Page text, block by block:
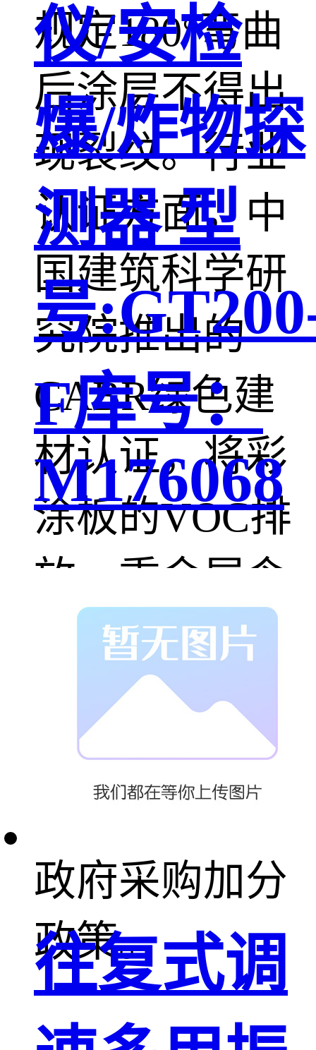
规定180°弯曲
后涂层不得出
现裂纹。行业
认证方面，中
国建筑科学研
究院推出的
CABR绿色建
材认证，将彩
涂板的VOC排
放、重金属含
量等指标纳入
考核范围，获
得三星级认证
政府采购加分
政策。
仪/安检
爆/炸物探
测器 型
号
F库号：
M176068
往复式调